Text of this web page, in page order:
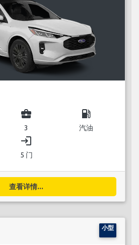
business_center
3
local_gas_station
汽油
login
5 门
查看详情...
小型